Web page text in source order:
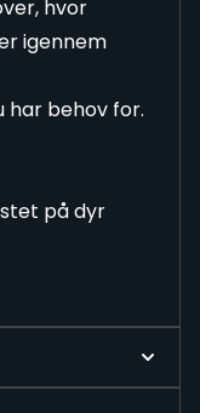
hvor
igennem
behov for.
på dyr